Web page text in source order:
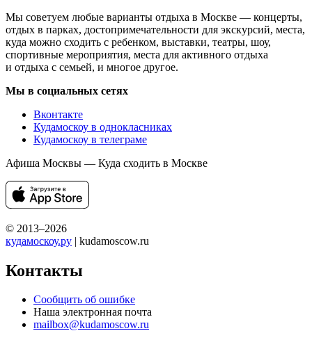
Мы советуем любые варианты отдыха в Москве — концерты,
отдых в парках, достопримечательности для экскурсий, места,
куда можно сходить с ребенком, выставки, театры, шоу,
спортивные мероприятия, места для активного отдыха
и отдыха с семьей, и многое другое.
Мы в социальных сетях
Вконтакте
Кудамоскоу в однокласниках
Кудамоскоу в телеграме
Афиша Москвы — Куда сходить в Москве
© 2013–2026
кудамоскоу.ру | kudamoscow.ru
Контакты
Сообщить об ошибке
Наша электронная почта
mailbox@kudamoscow.ru